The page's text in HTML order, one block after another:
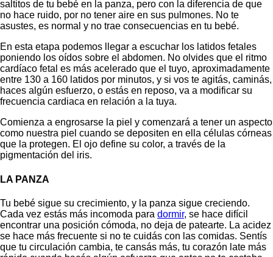
saltitos de tu bebé en la panza, pero con la diferencia de que
no hace ruido, por no tener aire en sus pulmones. No te
asustes, es normal y no trae consecuencias en tu bebé.
En esta etapa podemos llegar a escuchar los latidos fetales
poniendo los oídos sobre el abdomen. No olvides que el ritmo
cardíaco fetal es más acelerado que el tuyo, aproximadamente
entre 130 a 160 latidos por minutos, y si vos te agitás, caminás,
haces algún esfuerzo, o estás en reposo, va a modificar su
frecuencia cardiaca en relación a la tuya.
Comienza a engrosarse la piel y comenzará a tener un aspecto
como nuestra piel cuando se depositen en ella células córneas
que la protegen. El ojo define su color, a través de la
pigmentación del iris.
LA PANZA
Tu bebé sigue su crecimiento, y la panza sigue creciendo.
Cada vez estás más incomoda para dormir, se hace difícil
encontrar una posición cómoda, no deja de patearte. La acidez
se hace más frecuente si no te cuidás con las comidas. Sentís
que tu circulación cambia, te cansás más, tu corazón late más